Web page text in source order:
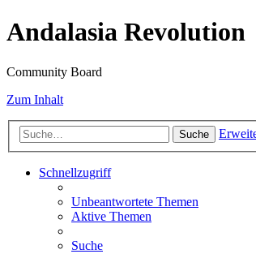
Andalasia Revolution
Community Board
Zum Inhalt
Suche
Schnellzugriff
Unbeantwortete Themen
Aktive Themen
Suche